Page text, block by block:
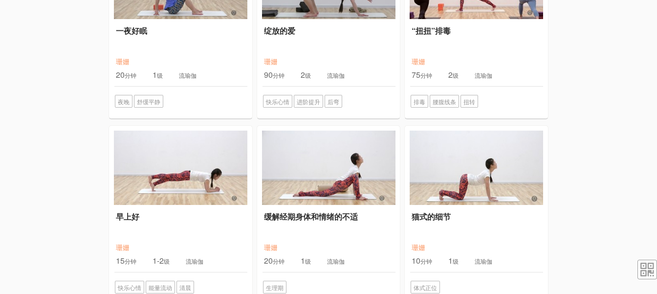
一夜好眠
珊姗
20分钟 1级 流瑜伽
夜晚 舒缓平静
绽放的爱
珊姗
90分钟 2级 流瑜伽
快乐心情 进阶提升 后弯
“扭扭”排毒
珊姗
75分钟 2级 流瑜伽
排毒 腰腹线条 扭转
早上好
珊姗
15分钟 1-2级 流瑜伽
快乐心情 能量流动 清晨
缓解经期身体和情绪的不适
珊姗
20分钟 1级 流瑜伽
生理期
猫式的细节
珊姗
10分钟 1级 流瑜伽
体式正位